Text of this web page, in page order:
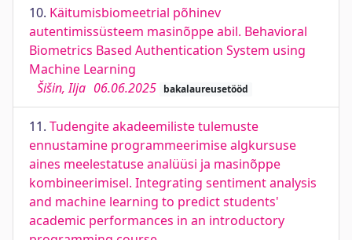
10. Käitumisbiomeetrial põhinev
autentimissüsteem masinõppe abil. Behavioral
Biometrics Based Authentication System using
Machine Learning
Šišin, Ilja 06.06.2025 bakalaureusetööd
11. Tudengite akadeemiliste tulemuste
ennustamine programmeerimise algkursuse
aines meelestatuse analüüsi ja masinõppe
kombineerimisel. Integrating sentiment analysis
and machine learning to predict students'
academic performances in an introductory